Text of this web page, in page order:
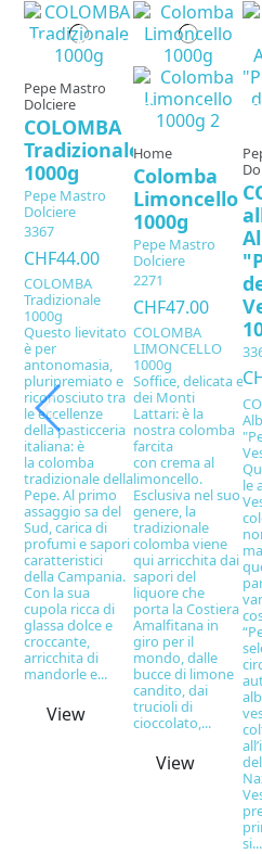
Out-of-Stock
Pepe Mastro
Dolciere
COLOMBA
Tradizionale
1000g
Pepe Mastro
Dolciere
3367
CHF44.00
COLOMBA
Tradizionale
1000g
Questo lievitato
è per
antonomasia,
pluripremiato e
riconosciuto tra
le eccellenze
della pasticceria
italiana: è
la colomba
tradizionale della famiglia
Pepe. Al primo
assaggio sa del
Sud, carica di
profumi e sapori
caratteristici
della Campania.
Con la sua
cupola ricca di
glassa dolce e
croccante,
arricchita di
mandorle e...
View
Out-of-Stock
Home
Colomba
Limoncello
1000g
Pepe Mastro
Dolciere
2271
CHF47.00
COLOMBA
LIMONCELLO
1000g
Soffice, delicata e
dei Monti
Lattari: è la
nostra colomba
farcita
con crema al
limoncello.
Esclusiva nel suo
genere, la
tradizionale
colomba viene
qui arricchita dai
sapori del
liquore che
porta la Costiera
Amalfitana in
giro per il
mondo, dalle
bucce di limone
candito, dai
trucioli di
cioccolato,...
View
le
si...